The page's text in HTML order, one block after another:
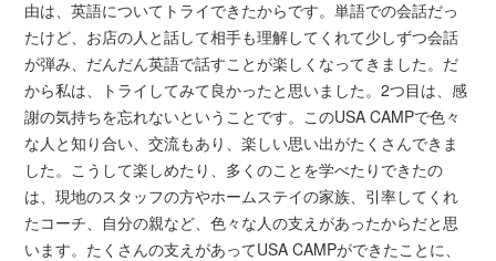
由は、英語についてトライできたからです。単語での会話だっ
たけど、お店の人と話して相手も理解してくれて少しずつ会話
が弾み、だんだん英語で話すことが楽しくなってきました。だ
から私は、トライしてみて良かったと思いました。2つ目は、感
謝の気持ちを忘れないということです。このUSA CAMPで色々
な人と知り合い、交流もあり、楽しい思い出がたくさんできま
した。こうして楽しめたり、多くのことを学べたりできたの
は、現地のスタッフの方やホームステイの家族、引率してくれ
たコーチ、自分の親など、色々な人の支えがあったからだと思
います。たくさんの支えがあってUSA CAMPができたことに、